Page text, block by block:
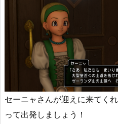
セーニャさんが迎えに来てく
って出発しましょう！